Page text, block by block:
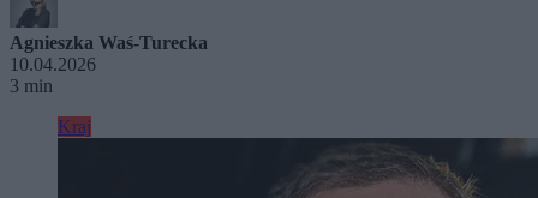
Agnieszka Waś-Turecka
10.04.2026
3 min
Kraj